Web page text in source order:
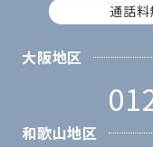
通話
大阪地区
和歌山地区